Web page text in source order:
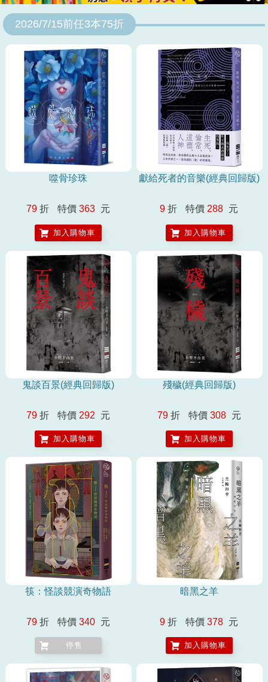
子的驚奇，孝太郎卻警告：「我已逃不了。趁還沒變成我這樣，妳快
逃。」苑子不肯放棄，暗中化驗之後，從藥丸中分析出近似人骨的成
分！這些人骨藥材究竟來自何方？走向地獄的大口即將在面前展開！在
無法全身而退的祕密面前──是即使墮落也要對抗到底，還是閉眼成為
共犯？【日本讀者推薦】這是神戶與大阪人必讀的一部作品，能讓人感
受到煙霧繚繞的景色，堪稱哥德式恐怖的名品。──AMAZON讀者 大
音後半的展開既驚險又充滿駭人的氛圍，到了尾聲更讓人忍不住「呃啊
啊啊！」地幾乎想吐。……（中略）瀰漫著從腐爛內臟中滲出的血腥味
的故事氛圍。讀的時候，讓人一陣陣發毛。──AMAZON讀者 雪月花
2026/7/15前任3本75折
噬骨珍珠
79 折 特價 363 元
加入購物車
獻給死者的音樂(經典回歸版)
9 折 特價 288 元
加入購物車
鬼談百景(經典回歸版)
79 折 特價 292 元
加入購物車
殘穢(經典回歸版)
79 折 特價 308 元
加入購物車
筷：怪談競演奇物語
79 折 特價 340 元
停售
暗黑之羊
9 折 特價 378 元
加入購物車